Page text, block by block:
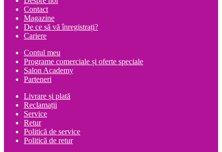
Contact
Magazine
De ce să vă înregistrați?
Cariere
Contul meu
Programe comerciale și oferte speciale
Salon Academy
Parteneri
Livrare și plată
Reclamații
Service
Retur
Politică de service
Politică de retur